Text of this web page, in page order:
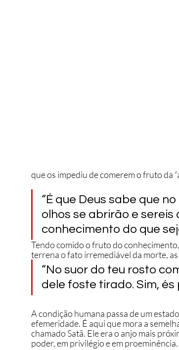
que os impediu de comerem o fruto da
“É que Deus sabe que
olhos se abrirão e sereis
conhecimento do que
Tendo comido o fruto do
terrena o fato irremediável da morte,
“No suor do teu rosto
dele foste tirado. Sim, és
A condição humana passa de um
efemeridade. É aqui que mora a
chamado Satã. Ele era o anjo mais
poder, em privilégio e em